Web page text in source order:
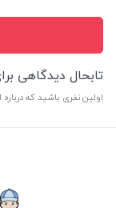
تابحال دیدگاهی
اولین نفری باشید که